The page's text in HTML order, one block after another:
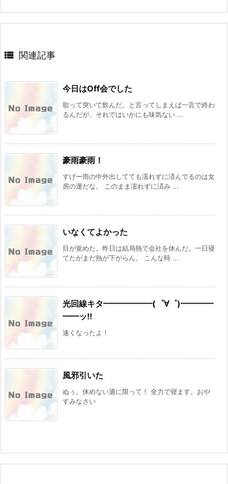
 関連記事
今日はOff会でした
歌って突いて飲んだ。と言ってしまえば一言で終わ
るんだが、それではいかにも味気ない ...
豪雨豪雨！
すげー雨の中外出してても濡れずに済んでるのは女
房の運だな。 このまま濡れずに済み ...
いなくてよかった
目が覚めた。昨日は結局熱で会社を休んだ。一日寝
てたがまだ熱が下がらん。 こんな時 ...
光回線キタ━━━━━━(゜∀゜)━━━━
━━ッ!!
速くなったよ！
風邪引いた
ぬぅ。休めない週に限って！ 全力で寝ます。おや
すみなさい